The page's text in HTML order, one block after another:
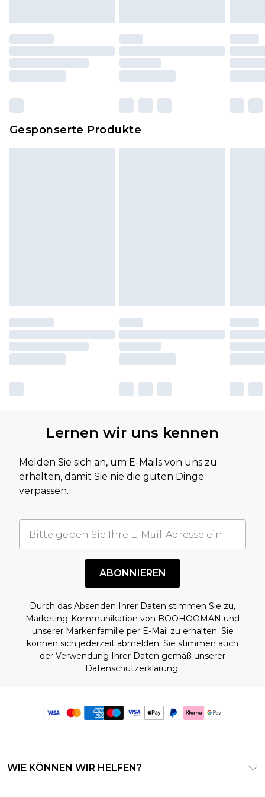
Schuhe dürfen nur in Innenräumen anprobiert
worden sein. Artikel aus dem Homeware-Bereich,
einschließlich Bettwäsche, Matratzen, Toppern
und Kissen, müssen unbenutzt und in ihrer
zurückgesendet werden.
Klickehierum unsere vollständigen
Gesponserte Produkte
Lernen wir uns kennen
Melden Sie sich an, um E-Mails von uns zu
erhalten, damit Sie nie die guten Dinge
verpassen.
ABONNIEREN
Durch das Absenden Ihrer Daten stimmen Sie zu,
Marketing-Kommunikation von BOOHOOMAN und
unserer Markenfamilie per E-Mail zu erhalten. Sie
können sich jederzeit abmelden. Sie stimmen auch
der Verwendung Ihrer Daten gemäß unserer
Datenschutzerklärung.
WIE KÖNNEN WIR HELFEN?